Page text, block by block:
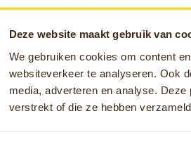
Deze website maakt gebruik van
We gebruiken cookies om content
websiteverkeer te analyseren. Ook
media, adverteren en analyse.
verstrekt of die ze hebben
benen, zitcomfort en
Voor recreatief gebruik
dagelijks vervoer zijn
vereist vaak maatwerk en
Het terrein waar je rijdt,
vereisen. Een proefrit is